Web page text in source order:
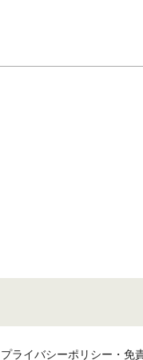
プライバシーポリシー・免